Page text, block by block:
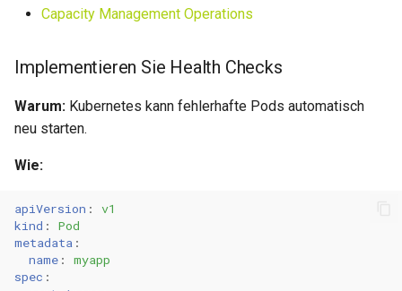
Capacity Management Operations
Implementieren Sie Health Checks
Warum: Kubernetes kann fehlerhafte Pods automatisch
neu starten.
Wie:
apiVersion :
v1
kind :
Pod
metadata :
name :
myapp
spec :